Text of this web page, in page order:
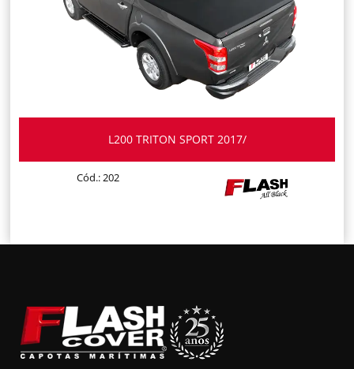
L200 TRITON SPORT 2017/
Cód.: 202